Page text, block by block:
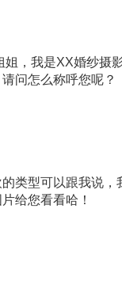
姐，我是XX婚纱摄
问怎么称呼您呢？
类型可以跟我说，
给您看看哈！